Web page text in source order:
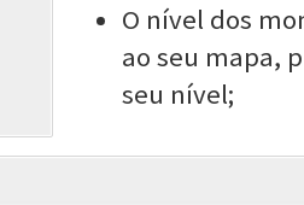
O nível dos
ao seu mapa,
seu nível;